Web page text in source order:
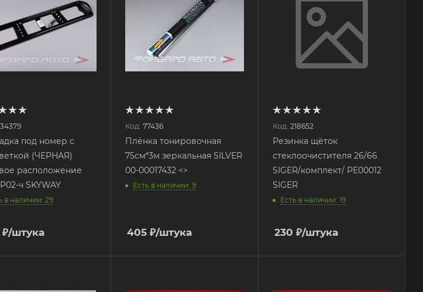
под номер с
(ЧЕРНАЯ)
расположение
ч SKYWAY
в наличии: 29
/штука
Код: 77436
Плёнка тонировочная
75см*3м зеркальная SILVER
00-00017432 <>
Есть в наличии: 9
405 ₽/штука
Код: 218652
Резинка щёток
стеклоочистителя 26/66
SIGER/комплект/ PE00012
SIGER
Есть в наличии: 19
230 ₽/штука